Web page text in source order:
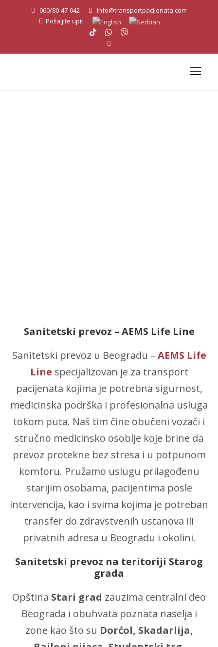
060/80-47-042
info@transportpacijenata.com
Pošaljite upit
Sanitetski prevoz – AEMS Life Line
Sanitetski prevoz u Beogradu – AEMS Life
Line specijalizovan je za transport
pacijenata kojima je potrebna sigurnost,
medicinska podrška i profesionalna usluga
tokom puta. Naš tim čine obučeni vozači i
stručno medicinsko osoblje koje brine da
prevoz protekne bez stresa i u potpunom
komforu. Pružamo uslugu prilagođenu
starijim osobama, pacijentima posle
intervencija, kao i svima kojima je potreban
transfer do zdravstvenih ustanova ili
privatnih adresa u Beogradu i okolini.
Sanitetski prevoz na teritoriji Starog
grada
Opština Stari grad zauzima centralni deo
Beograda i obuhvata poznata naselja i
zone kao što su Dorćol, Skadarlija,